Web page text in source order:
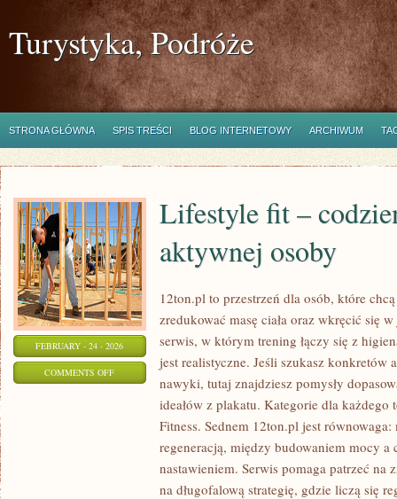
Turystyka, Podróże
STRONA GŁÓWNA SPIS TREŚCI BLOG INTERNETOWY ARCHIWUM
FEBRUARY - 24 - 2026
COMMENTS OFFON
Lifestyle fit –
aktywnej osoby
12ton.pl to przestrzeń dla osób, które
zredukować masę ciała oraz wkręcić się
serwis, w którym trening łączy się z
jest realistyczne. Jeśli szukasz konkretów
nawyki, tutaj znajdziesz pomysły
ideałów z plakatu. Kategorie dla
Fitness. Sednem 12ton.pl jest
regeneracją, między budowaniem mocy a
nastawieniem. Serwis pomaga patrzeć
na długofalową strategię, gdzie liczą się